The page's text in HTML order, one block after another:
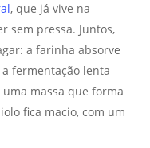
, que já vive na
sem pressa. Juntos,
a farinha absorve
fermentação lenta
massa que forma
fica macio, com um